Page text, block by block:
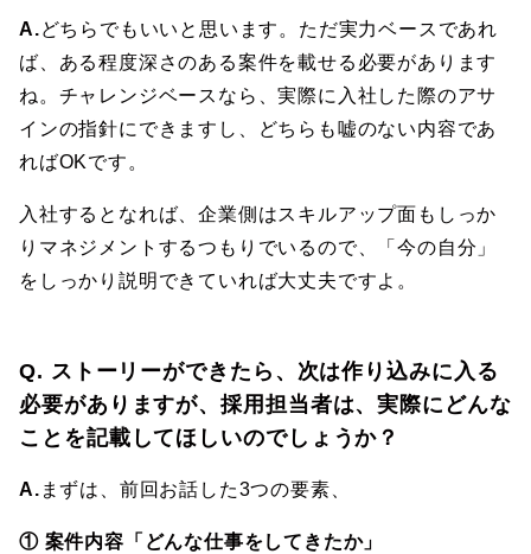
A.どちらでもいいと思います。ただ実力ベースであれ
ば、ある程度深さのある案件を載せる必要があります
ね。チャレンジベースなら、実際に入社した際のアサ
インの指針にできますし、どちらも嘘のない内容であ
ればOKです。
入社するとなれば、企業側はスキルアップ面もしっか
りマネジメントするつもりでいるので、「今の自分」
をしっかり説明できていれば大丈夫ですよ。
Q. ストーリーができたら、次は作り込みに入る
必要がありますが、採用担当者は、実際にどんな
ことを記載してほしいのでしょうか？
A. まずは、前回お話した3つの要素、
① 案件内容「どんな仕事をしてきたか」